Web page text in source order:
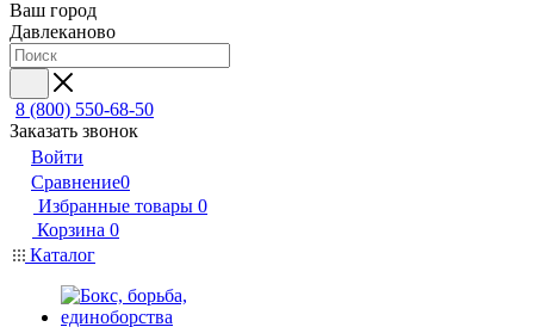
Ваш город
Давлеканово
8 (800) 550-68-50
Заказать звонок
Войти
Сравнение0
Избранные товары 0
Корзина 0
Каталог